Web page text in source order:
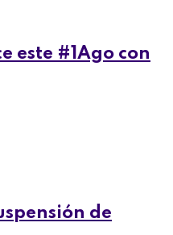
este #1Ago con
de